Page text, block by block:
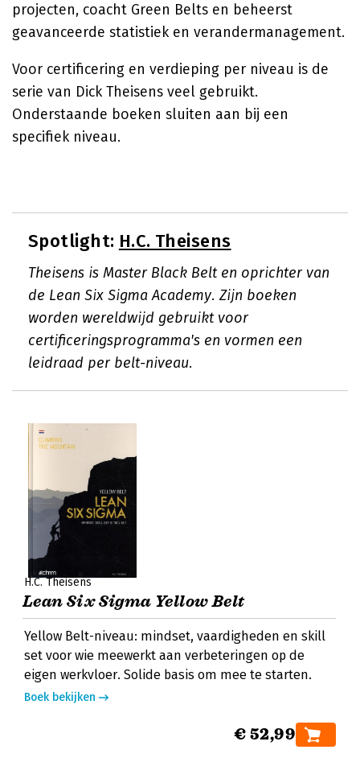
projecten, coacht Green Belts en beheerst
geavanceerde statistiek en verandermanagement.
Voor certificering en verdieping per niveau is de
serie van Dick Theisens veel gebruikt.
Onderstaande boeken sluiten aan bij een
specifiek niveau.
Spotlight: H.C. Theisens
Theisens is Master Black Belt en oprichter van
de Lean Six Sigma Academy. Zijn boeken
worden wereldwijd gebruikt voor
certificeringsprogramma's en vormen een
leidraad per belt-niveau.
H.C. Theisens
Lean Six Sigma Yellow Belt
Yellow Belt-niveau: mindset, vaardigheden en skill
set voor wie meewerkt aan verbeteringen op de
eigen werkvloer. Solide basis om mee te starten.
Boek bekijken
€ 52,99